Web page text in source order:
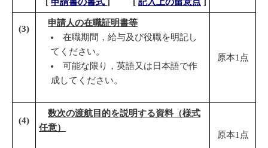
[ 申請書の書式 ] [ 記入上の留意点 ]
(3)
申請人の在職証明書等
在職期間，給与及び役職を明記し
てください。
可能な限り，英語又は日本語で作
成してください。
原本1点
(4)
数次の渡航目的を説明する資料（様式
任意）
原本1点